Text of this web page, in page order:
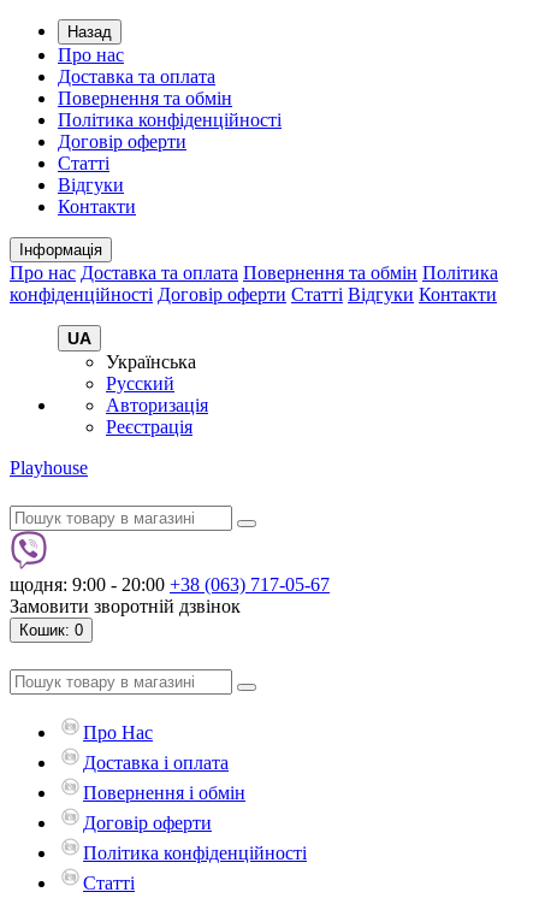
Назад
Про нас
Доставка та оплата
Повернення та обмін
Політика конфіденційності
Договір оферти
Статті
Відгуки
Контакти
Інформація
Про нас Доставка та оплата Повернення та обмін Політика
конфіденційності Договір оферти Статті Відгуки Контакти
UA
Українська
Русский
Авторизація
Реєстрація
Playhouse
щодня: 9:00 - 20:00 +38 (063) 717-05-67
Замовити зворотній дзвінок
Кошик: 0
Про Нас
Доставка і оплата
Повернення і обмін
Договір оферти
Політика конфіденційності
Статті